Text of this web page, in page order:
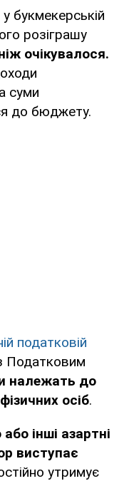
букмекерській
розіграшу
очікувалося.
суми
до бюджету.
податковій
Податковим
належать до
осіб.
інші азартні
виступає
утримує